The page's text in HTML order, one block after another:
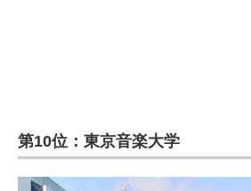
エネルギーの専門メディア
建設×テクノロジーの最前線
第10位：東京音楽大学